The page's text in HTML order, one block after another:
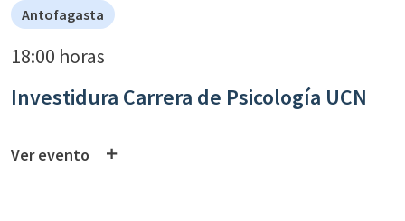
Antofagasta
18:00 horas
Investidura Carrera de Psicología UCN
Ver evento